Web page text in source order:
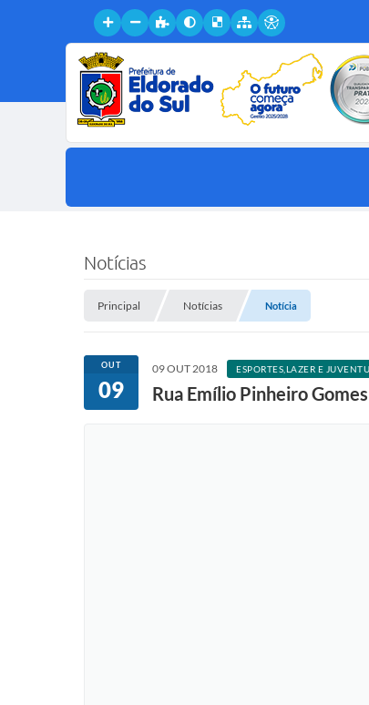
Notícias
Principal Notícias Notícia
OUT
09
09 OUT 2018 ESPORTES,LAZER E
Rua Emílio Pinheiro